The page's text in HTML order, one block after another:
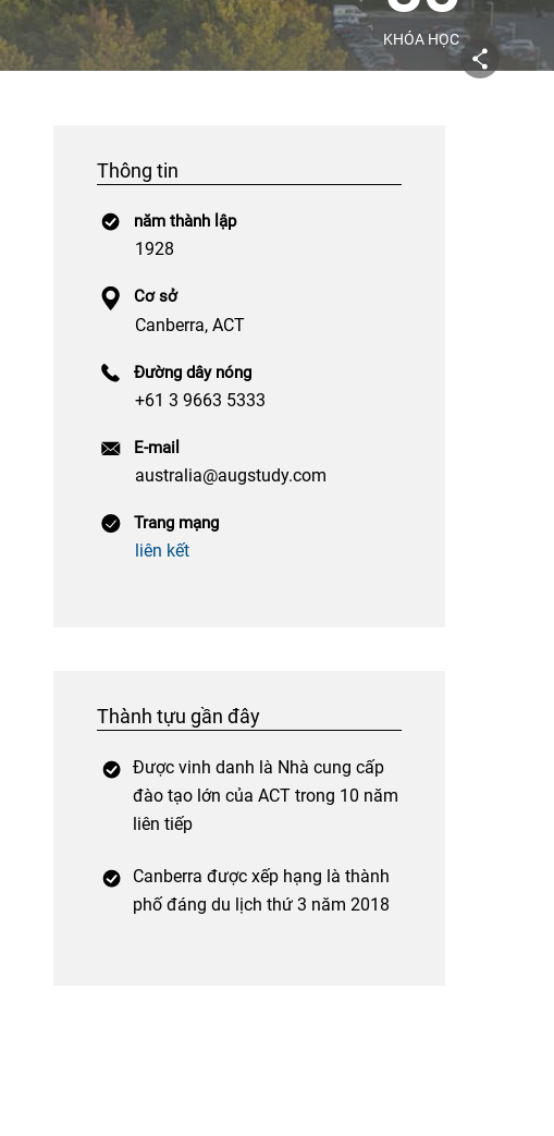
KHÓA HỌC
Thông tin
năm thành lập
1928
Cơ sở
Canberra, ACT
Đường dây nóng
+61 3 9663 5333
E-mail
australia@augstudy.com
Trang mạng
liên kết
Thành tựu gần đây
Được vinh danh là Nhà cung cấp
đào tạo lớn của ACT trong 10 năm
liên tiếp
Canberra được xếp hạng là thành
phố đáng du lịch thứ 3 năm 2018